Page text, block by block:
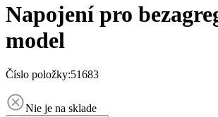
Napojení pro
model
Číslo položky:51683
Nie je na sklade